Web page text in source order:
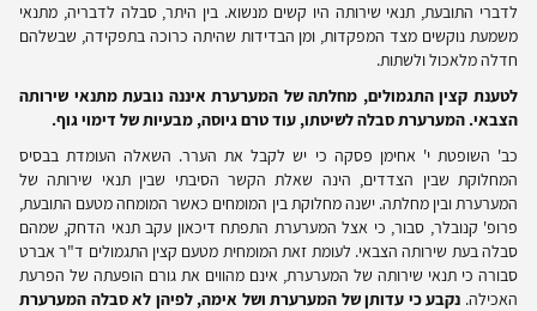
לדברי התובעת, תנאי שירותה היו קשים מנשוא. בין היתר, סבלה לדבריה, מתנאי
משמעת נוקשים מצד המפקדות, ומן הבדידות שהיתה כרוכה בתפקידה, שבשלהם
חדלה מלאכול ולשתות.
לטענת קצין התגמולים, מחלתה של המערערת איננה נובעת מתנאי שירותה
הצבאי. המערערת סבלה לשיטתו, עוד טרם גיוסה, מבעיות של דימוי גוף.
כב' השופטת י' אחימן פסקה כי יש לקבל את הערר. השאלה העומדת בבסיס
המחלוקת שבין הצדדים, הינה שאלת הקשר הסיבתי שבין תנאי שירותה של
המערערת ובין מחלתה. ישנה מחלוקת בין המומחים כאשר המומחה מטעם התובעת,
פרופ' קנובלר, סבור, כי אצל המערערת התפתח דיכאון עקב תנאי הדחק, שמהם
סבלה בעת שירותה הצבאי. לעומת זאת המומחית מטעם קצין התגמולים ד"ר אברט
סבורה כי תנאי שירותה של המערערת, אינם מהווים את גורם הופעתה של הפרעת
האכילה. נקבע כי עדותן של המערערת ושל אימה, לפיהן לא סבלה המערערת